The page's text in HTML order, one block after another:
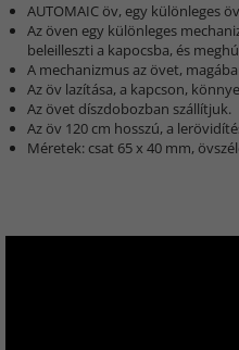
AUTOMAIC öv, egy különleges
Az öven egy különleges
beleilleszti a kapocsba, és
A mechanizmus az övet,
Az öv lazítása, a kapcson,
Az övet díszdobozban szállítjuk.
Az öv 120 cm hosszú, a
Méretek: csat 65 x 40 mm,